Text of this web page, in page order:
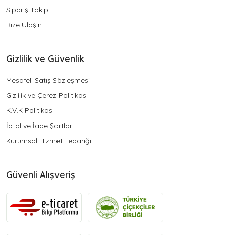
Sipariş Takip
Bize Ulaşın
Gizlilik ve Güvenlik
Mesafeli Satış Sözleşmesi
Gizlilik ve Çerez Politikası
K.V.K Politikası
İptal ve İade Şartları
Kurumsal Hizmet Tedariği
Güvenli Alışveriş